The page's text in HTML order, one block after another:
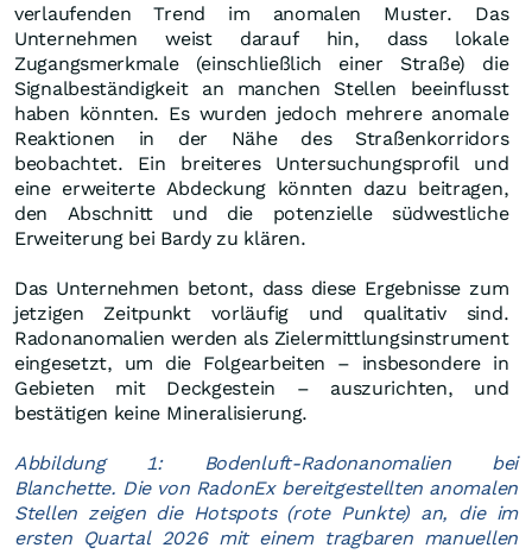
verlaufenden Trend im anomalen Muster. Das
Unternehmen weist darauf hin, dass lokale
Zugangsmerkmale (einschließlich einer Straße) die
Signalbeständigkeit an manchen Stellen beeinflusst
haben könnten. Es wurden jedoch mehrere anomale
Reaktionen in der Nähe des Straßenkorridors
beobachtet. Ein breiteres Untersuchungsprofil und
eine erweiterte Abdeckung könnten dazu beitragen,
den Abschnitt und die potenzielle südwestliche
Erweiterung bei Bardy zu klären.
Das Unternehmen betont, dass diese Ergebnisse zum
jetzigen Zeitpunkt vorläufig und qualitativ sind.
Radonanomalien werden als Zielermittlungsinstrument
eingesetzt, um die Folgearbeiten – insbesondere in
Gebieten mit Deckgestein – auszurichten, und
bestätigen keine Mineralisierung.
Abbildung 1: Bodenluft-Radonanomalien bei
Blanchette. Die von RadonEx bereitgestellten anomalen
Stellen zeigen die Hotspots (rote Punkte) an, die im
ersten Quartal 2026 mit einem tragbaren manuellen